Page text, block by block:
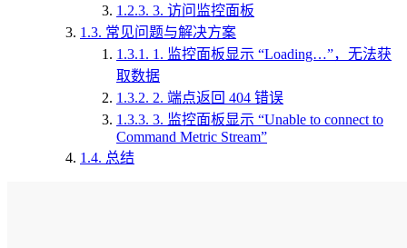
1.2.3. 3. 访问监控面板
1.3. 常见问题与解决方案
1.3.1. 1. 监控面板显示 “Loading…”，无法获
取数据
1.3.2. 2. 端点返回 404 错误
1.3.3. 3. 监控面板显示 “Unable to connect to
Command Metric Stream”
1.4. 总结